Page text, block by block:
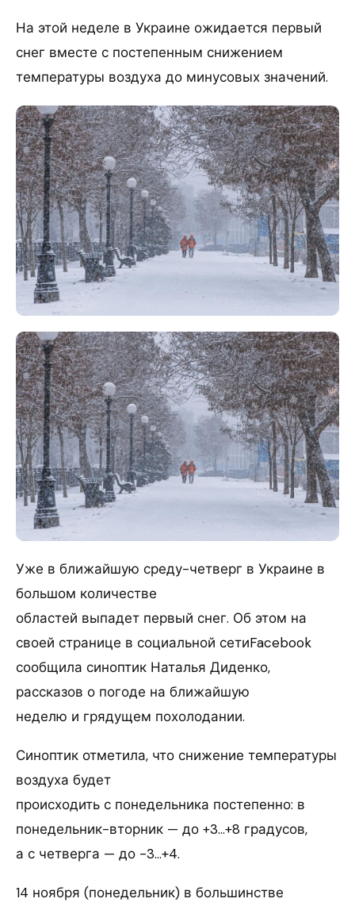
На этой неделе в Украине ожидается первый
снег вместе с постепенным снижением
температуры воздуха до минусовых значений.
Уже в ближайшую среду-четверг в Украине в
большом количестве
областей выпадет первый снег. Об этом на
своей странице в социальной сетиFacebook
сообщила синоптик Наталья Диденко,
рассказов о погоде на ближайшую
неделю и грядущем похолодании.
Синоптик отметила, что снижение температуры
воздуха будет
происходить с понедельника постепенно: в
понедельник-вторник — до +3…+8 градусов,
а с четверга — до -3…+4.
14 ноября (понедельник) в большинстве